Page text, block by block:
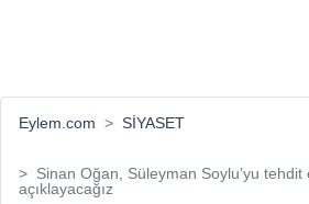
Eylem.com SİYASET
Sinan Oğan, Süleyman Soylu’yu tehdit
açıklayacağız